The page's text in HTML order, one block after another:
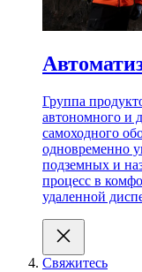
Группа
автономного и
самоходного
одновременно
подземных и
процесс в
удаленной
Свяжитесь